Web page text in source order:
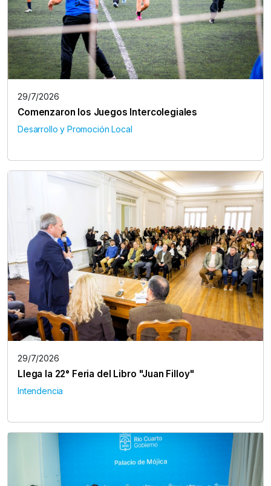
29/7/2026
Comenzaron los Juegos Intercolegiales
Desarrollo y Promoción Local
29/7/2026
Llega la 22° Feria del Libro "Juan Filloy"
Intendencia